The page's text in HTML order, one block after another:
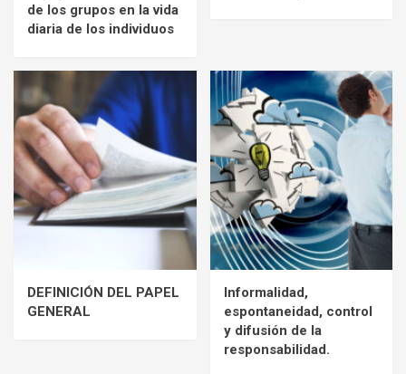
de los grupos en la vida
diaria de los individuos
DEFINICIÓN DEL PAPEL
GENERAL
Informalidad,
espontaneidad, control
y difusión de la
responsabilidad.